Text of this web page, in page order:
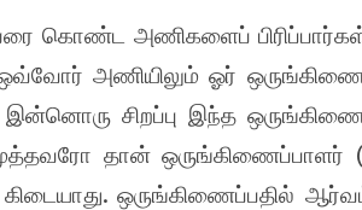
வரை கொண்ட அணிகளைப்
அணியிலும் ஓர்
சிறப்பு இந்த
தான் ஒருங்கிணைப்பாளர்
.ஒருங்கிணைப்பதில்